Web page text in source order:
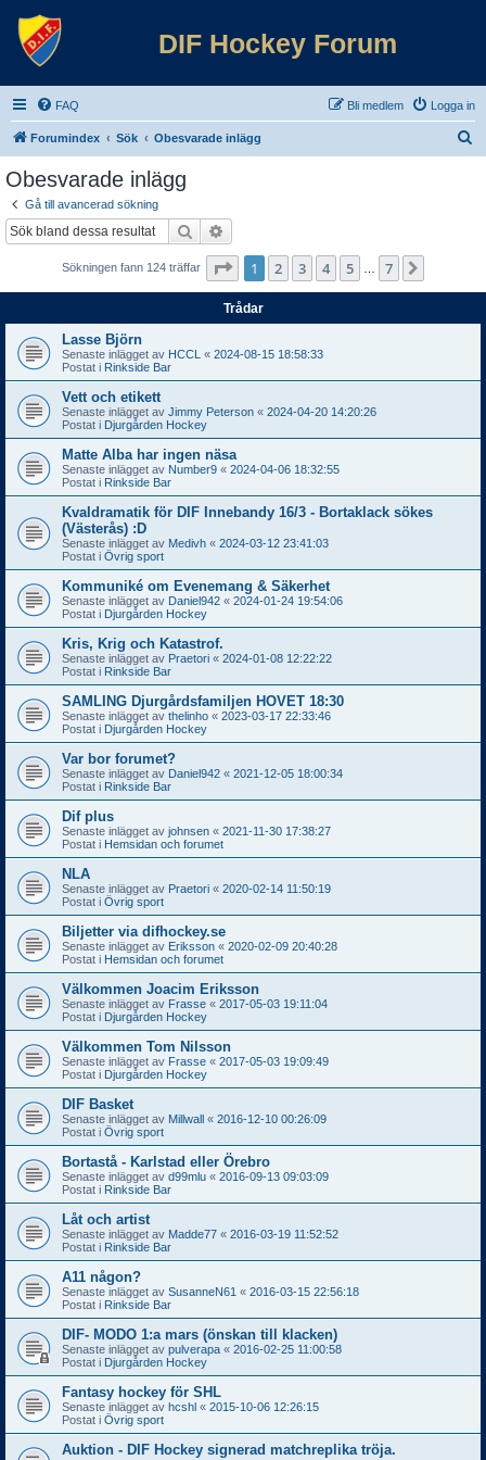
DIF Hockey Forum
FAQ Logga in
Bli medlem
Forumindex Sök Obesvarade inlägg
Obesvarade inlägg
Gå till avancerad sökning
Sök
Sökningen fann 124 träffar Sida av 7
1 2 3 4 5 7
Trådar
Lasse Björn
Senaste inlägget av HCCL « 2024-08-15 18:58:33
Postat i Rinkside Bar
Vett och etikett
Senaste inlägget av Jimmy Peterson « 2024-04-20 14:20:26
Postat i Djurgården Hockey
Matte Alba har ingen näsa
Senaste inlägget av Number9 « 2024-04-06 18:32:55
Postat i Rinkside Bar
Kvaldramatik för DIF Innebandy 16/3 - Bortaklack sökes
(Västerås) :D
Senaste inlägget av Medivh « 2024-03-12 23:41:03
Postat i Övrig sport
Kommuniké om Evenemang & Säkerhet
Senaste inlägget av Daniel942 « 2024-01-24 19:54:06
Postat i Djurgården Hockey
Kris, Krig och Katastrof.
Senaste inlägget av Praetori « 2024-01-08 12:22:22
Postat i Rinkside Bar
SAMLING Djurgårdsfamiljen HOVET 18:30
Senaste inlägget av thelinho « 2023-03-17 22:33:46
Postat i Djurgården Hockey
Var bor forumet?
Senaste inlägget av Daniel942 « 2021-12-05 18:00:34
Postat i Rinkside Bar
Dif plus
Senaste inlägget av johnsen « 2021-11-30 17:38:27
Postat i Hemsidan och forumet
NLA
Senaste inlägget av Praetori « 2020-02-14 11:50:19
Postat i Övrig sport
Biljetter via difhockey.se
Senaste inlägget av Eriksson « 2020-02-09 20:40:28
Postat i Hemsidan och forumet
Välkommen Joacim Eriksson
Senaste inlägget av Frasse « 2017-05-03 19:11:04
Postat i Djurgården Hockey
Välkommen Tom Nilsson
Senaste inlägget av Frasse « 2017-05-03 19:09:49
Postat i Djurgården Hockey
DIF Basket
Senaste inlägget av Millwall « 2016-12-10 00:26:09
Postat i Övrig sport
Bortastå - Karlstad eller Örebro
Senaste inlägget av d99mlu « 2016-09-13 09:03:09
Postat i Rinkside Bar
Låt och artist
Senaste inlägget av Madde77 « 2016-03-19 11:52:52
Postat i Rinkside Bar
A11 någon?
Senaste inlägget av SusanneN61 « 2016-03-15 22:56:18
Postat i Rinkside Bar
DIF- MODO 1:a mars (önskan till klacken)
Senaste inlägget av pulverapa « 2016-02-25 11:00:58
Postat i Djurgården Hockey
Fantasy hockey för SHL
Senaste inlägget av hcshl « 2015-10-06 12:26:15
Postat i Övrig sport
Auktion - DIF Hockey signerad matchreplika tröja.